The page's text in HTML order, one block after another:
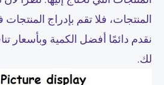
المنتجات، فلا تقم بإدراج
نقدم دائمًا أفضل الكمية وبأسعار
لك.